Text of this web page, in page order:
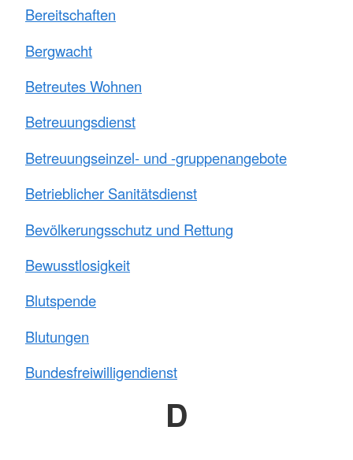
Bereitschaften
Bergwacht
Betreutes Wohnen
Betreuungsdienst
Betreuungseinzel- und -gruppenangebote
Betrieblicher Sanitätsdienst
Bevölkerungsschutz und Rettung
Bewusstlosigkeit
Blutspende
Blutungen
Bundesfreiwilligendienst
D